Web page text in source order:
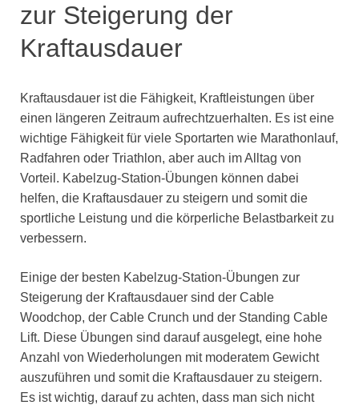
zur Steigerung der
Kraftausdauer
Kraftausdauer ist die Fähigkeit, Kraftleistungen über
einen längeren Zeitraum aufrechtzuerhalten. Es ist eine
wichtige Fähigkeit für viele Sportarten wie Marathonlauf,
Radfahren oder Triathlon, aber auch im Alltag von
Vorteil. Kabelzug-Station-Übungen können dabei
helfen, die Kraftausdauer zu steigern und somit die
sportliche Leistung und die körperliche Belastbarkeit zu
verbessern.
Einige der besten Kabelzug-Station-Übungen zur
Steigerung der Kraftausdauer sind der Cable
Woodchop, der Cable Crunch und der Standing Cable
Lift. Diese Übungen sind darauf ausgelegt, eine hohe
Anzahl von Wiederholungen mit moderatem Gewicht
auszuführen und somit die Kraftausdauer zu steigern.
Es ist wichtig, darauf zu achten, dass man sich nicht